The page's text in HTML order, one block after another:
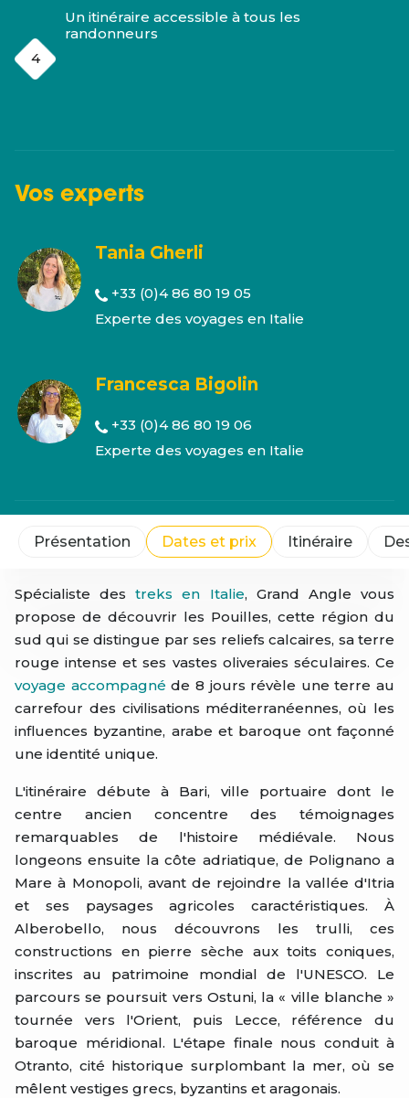
Un itinéraire accessible à tous les
randonneurs
Vos experts
Tania Gherli
+33 (0)4 86 80 19 05
Experte des voyages en Italie
Francesca Bigolin
+33 (0)4 86 80 19 06
Experte des voyages en Italie
Présentation Dates et prix Itinéraire
Spécialiste destreks en Italie, Grand Angle vous
propose de découvrir les Pouilles, cette région du
sud qui se distingue par ses reliefs calcaires, sa terre
rouge intense et ses vastes oliveraies séculaires. Ce
voyage accompagné de 8 jours révèle une terre au
carrefour des civilisations méditerranéennes, où les
influences byzantine, arabe et baroque ont façonné
une identité unique.
L'itinéraire débute à Bari, ville portuaire dont le
centre ancien concentre des témoignages
remarquables de l'histoire médiévale. Nous
longeons ensuite la côte adriatique, de Polignano a
Mare à Monopoli, avant de rejoindre la vallée d'Itria
et ses paysages agricoles caractéristiques. À
Alberobello, nous découvrons les trulli, ces
constructions en pierre sèche aux toits coniques,
inscrites au patrimoine mondial de l'UNESCO. Le
parcours se poursuit vers Ostuni, la « ville blanche »
tournée vers l'Orient, puis Lecce, référence du
baroque méridional. L'étape finale nous conduit à
Otranto, cité historique surplombant la mer, où se
mêlent vestiges grecs, byzantins et aragonais.